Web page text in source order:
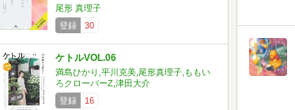
尾形 真理子
登録
30
ケトルVOL.06
満島ひかり,平川克美,尾形真理子,ももい
ろクローバーZ,津田大介
登録
16